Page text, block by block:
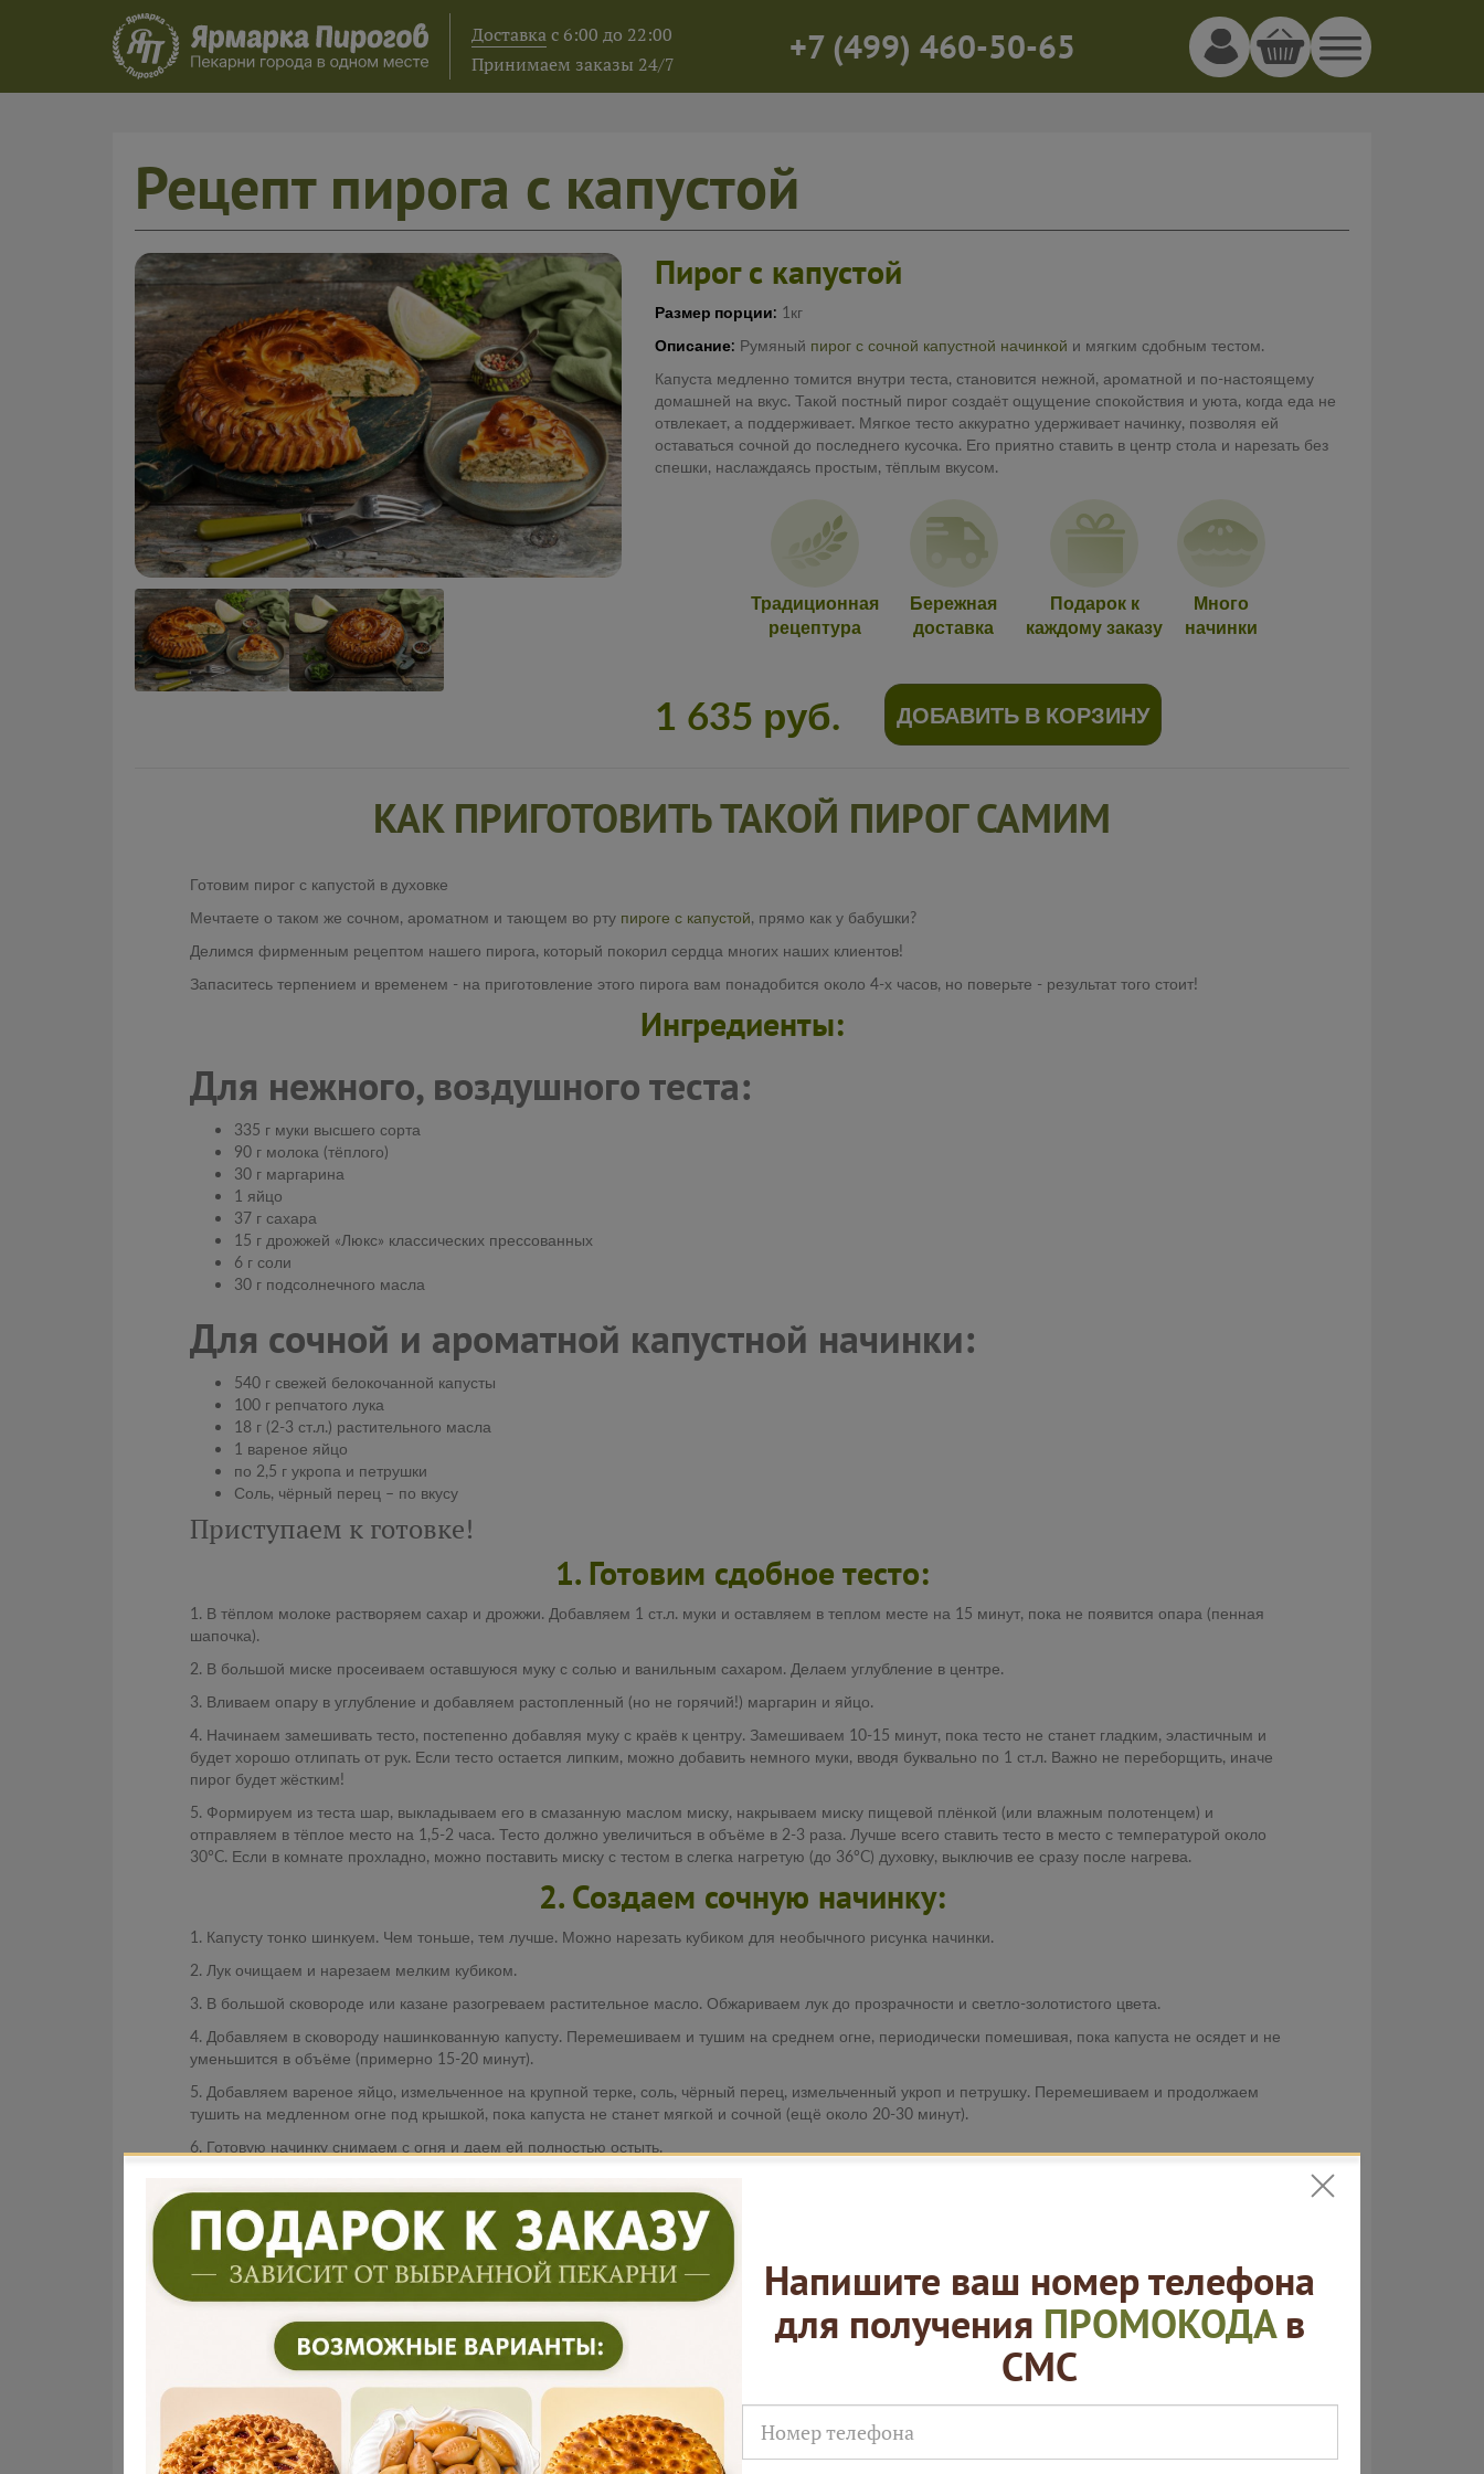
Доставкас 6:00 до 22:00
Принимаем заказы 24/7
+7(499) 460-50-65
Рецепт пирога с капустой
Пирог с капустой
Размер порции: 1кг
Описание: Румяный пирог с сочной капустной начинкой и мягким сдобным тестом.
Капуста медленно томится внутри теста, становится нежной, ароматной и по-настоящему
домашней на вкус. Такой постный пирог создаёт ощущение спокойствия и уюта, когда еда не
отвлекает, а поддерживает. Мягкое тесто аккуратно удерживает начинку, позволяя ей
оставаться сочной до последнего кусочка. Его приятно ставить в центр стола и нарезать без
спешки, наслаждаясь простым, тёплым вкусом.
Традиционная
рецептура
Бережная
доставка
Подарок к
каждому заказу
Много
начинки
1 635 руб. ДОБАВИТЬ В КОРЗИНУ
КАК ПРИГОТОВИТЬ ТАКОЙ ПИРОГ САМИМ
Готовим пирог с капустой в духовке
Мечтаете о таком же сочном, ароматном и тающем во рту пироге с капустой, прямо как у бабушки?
Делимся фирменным рецептом нашего пирога, который покорил сердца многих наших клиентов!
Запаситесь терпением и временем - на приготовление этого пирога вам понадобится около 4-х часов, но поверьте - результат того стоит!
Ингредиенты:
Для нежного, воздушного теста:
335 г муки высшего сорта
90 г молока (тёплого)
30 г маргарина
1 яйцо
37 г сахара
15 г дрожжей «Люкс» классических прессованных
6 г соли
30 г подсолнечного масла
Для сочной и ароматной капустной начинки:
540 г свежей белокочанной капусты
100 г репчатого лука
18 г (2-3 ст.л.) растительного масла
1 вареное яйцо
по 2,5 г укропа и петрушки
Соль, чёрный перец – по вкусу
Приступаем к готовке!
1. Готовим сдобное тесто:
1. В тёплом молоке растворяем сахар и дрожжи. Добавляем 1 ст.л. муки и оставляем в теплом месте на 15 минут, пока не появится опара (пенная
шапочка).
2. В большой миске просеиваем оставшуюся муку с солью и ванильным сахаром. Делаем углубление в центре.
3. Вливаем опару в углубление и добавляем растопленный (но не горячий!) маргарин и яйцо.
4. Начинаем замешивать тесто, постепенно добавляя муку с краёв к центру. Замешиваем 10-15 минут, пока тесто не станет гладким, эластичным и
будет хорошо отлипать от рук. Если тесто остается липким, можно добавить немного муки, вводя буквально по 1 ст.л. Важно не переборщить, иначе
пирог будет жёстким!
5. Формируем из теста шар, выкладываем его в смазанную маслом миску, накрываем миску пищевой плёнкой (или влажным полотенцем) и
отправляем в тёплое место на 1,5-2 часа. Тесто должно увеличиться в объёме в 2-3 раза. Лучше всего ставить тесто в место с температурой около
30°C. Если в комнате прохладно, можно поставить миску с тестом в слегка нагретую (до 36°C) духовку, выключив ее сразу после нагрева.
2. Создаем сочную начинку:
1. Капусту тонко шинкуем. Чем тоньше, тем лучше. Можно нарезать кубиком для необычного рисунка начинки.
2. Лук очищаем и нарезаем мелким кубиком.
3. В большой сковороде или казане разогреваем растительное масло. Обжариваем лук до прозрачности и светло-золотистого цвета.
4. Добавляем в сковороду нашинкованную капусту. Перемешиваем и тушим на среднем огне, периодически помешивая, пока капуста не осядет и не
уменьшится в объёме (примерно 15-20 минут).
5. Добавляем вареное яйцо, измельченное на крупной терке, соль, чёрный перец, измельченный укроп и петрушку. Перемешиваем и продолжаем
тушить на медленном огне под крышкой, пока капуста не станет мягкой и сочной (ещё около 20-30 минут).
6. Готовую начинку снимаем с огня и даем ей полностью остыть.
3. Собираем наш шедевр!
1. Подошедшее тесто слегка приминаем, чтобы выпустить воздух, и разделяем на две части, оставив маленький шарик для украшения.
2. Раскатываем тесто в пласт толщиной около 0,5-0,7 см и выкладываем на противень или в подготовленную форму (смазанную маслом или
застеленную пергаментной бумагой). Формируем бортики высотой 3-4 см.
3. Равномерно распределяем остывшую капустную начинку по тесту.
4. Верхнюю часть теста раскатываем в пласт.
5. Накрываем начинку верхним пластом теста. Защипываем края пирога, соединяя верхний и нижний пласты с помощью косички.
6. Маленький шарик тонко раскатываем в пласт и нарезаем узоры. Для упрощения этой задачи можно использовать специальные фигурные
формочки.
7. Накрываем пирог полотенцем и даем ему постоять в теплом месте 20-30 минут. Это позволит тесту немного подняться и стать более воздушным.
Напишите ваш номер телефона
для получения ПРОМОКОДАв
СМС